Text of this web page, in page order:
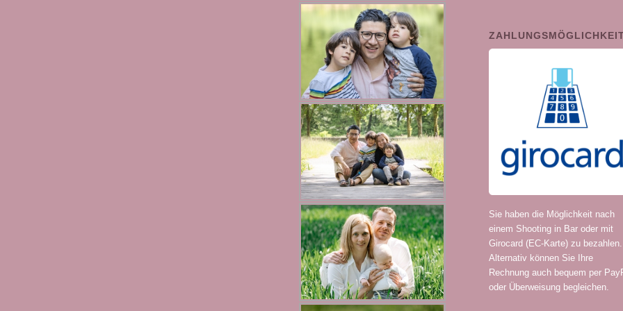
Sie haben die Möglichkeit nach
einem Shooting in Bar oder mit
Girocard (EC-Karte) zu bezahlen.
Alternativ können Sie Ihre
Rechnung auch bequem per
oder Überweisung begleichen.